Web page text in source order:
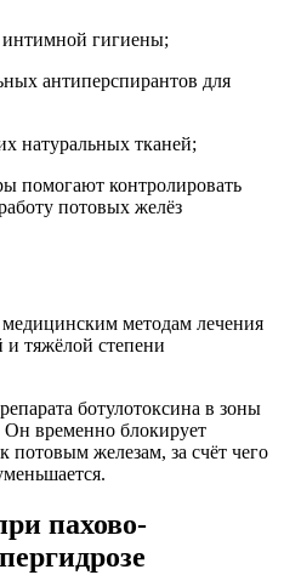
интимной гигиены;
антиперспирантов для
натуральных тканей;
помогают контролировать
потовых желёз
методам лечения
тяжёлой степени
ботулотоксина в зоны
временно блокирует
потовым железам, за счёт чего
пахово-